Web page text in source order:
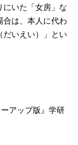
にいた「女房」な
合は、本人に代わ
だいえい）」とい
アップ版』学研